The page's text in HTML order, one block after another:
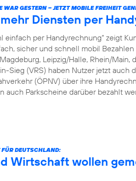
WAR GESTERN – JETZT MOBILE FREIHEIT
Diensten per
einfach per Handyrechnung“ zeigt
sicher und schnell mobil
Leipzig/Halle, Rhein/Main,
Sieg (VRS) haben Nutzer jetzt
(ÖPNV) über ihre
auch Parkscheine darüber bezahlt
DEUTSCHLAND:
Wirtschaft wollen